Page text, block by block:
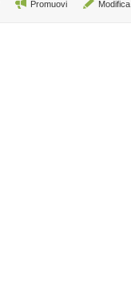
Modifica
Promuovi